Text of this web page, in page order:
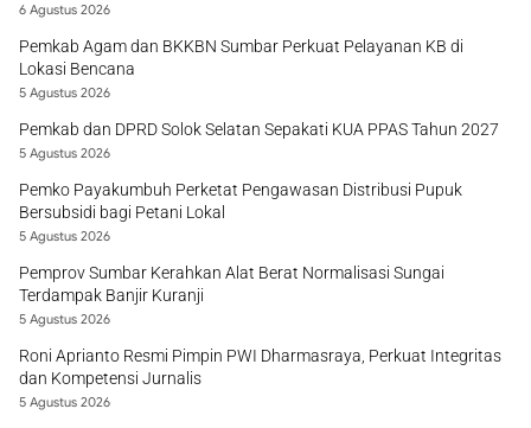
6 Agustus 2026
Pemkab Agam dan BKKBN Sumbar Perkuat Pelayanan KB di
Lokasi Bencana
5 Agustus 2026
Pemkab dan DPRD Solok Selatan Sepakati KUA PPAS Tahun 2027
5 Agustus 2026
Pemko Payakumbuh Perketat Pengawasan Distribusi Pupuk
Bersubsidi bagi Petani Lokal
5 Agustus 2026
Pemprov Sumbar Kerahkan Alat Berat Normalisasi Sungai
Terdampak Banjir Kuranji
5 Agustus 2026
Roni Aprianto Resmi Pimpin PWI Dharmasraya, Perkuat Integritas
dan Kompetensi Jurnalis
5 Agustus 2026